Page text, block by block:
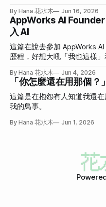
By Hana 花水木 Jun 16, 2026
AppWorks AI Founder
入 AI
這篇在說去參加 AppWorks
歷程，好想大吼「我也這樣」
By Hana 花水木 Jun 4, 2026
「你怎麼還在用那個
這篇是在抱怨有人知道我還
我的鳥事。
By Hana 花水木 Jun 1, 2026